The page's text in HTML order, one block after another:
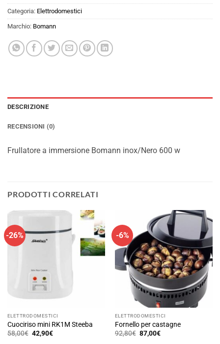
Categoria: Elettrodomestici
Marchio: Bomann
DESCRIZIONE
RECENSIONI (0)
Frullatore a immersione Bomann inox/Nero 600 w
PRODOTTI CORRELATI
-26%
ELETTRODOMESTICI
Cuociriso mini RK1M Steeba
58,00€ Il
prezzo
42,90€Il
-6%
ELETTRODOMESTICI
Fornello per castagne
92,80€ Il
prezzo
87,00€Il